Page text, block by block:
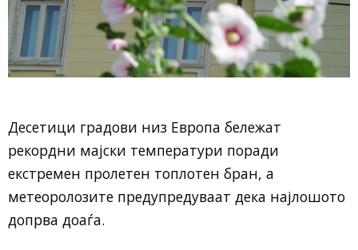
Десетици градови низ Европа бележат
рекордни мајски температури поради
екстремен пролетен топлотен бран, а
метеоролозите предупредуваат дека најлошото
допрва доаѓа.